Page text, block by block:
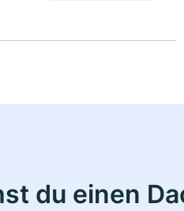
du einen